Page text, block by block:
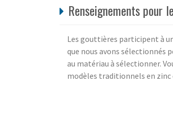
Renseignements pour
Les gouttières participent à
que nous avons sélectionnés
au matériau à sélectionner.
modèles traditionnels en zinc